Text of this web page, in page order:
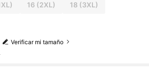
16 (2XL) 18 (3XL)
Verificar mi tamaño